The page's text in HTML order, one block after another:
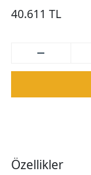
40.611 TL
Özellikler